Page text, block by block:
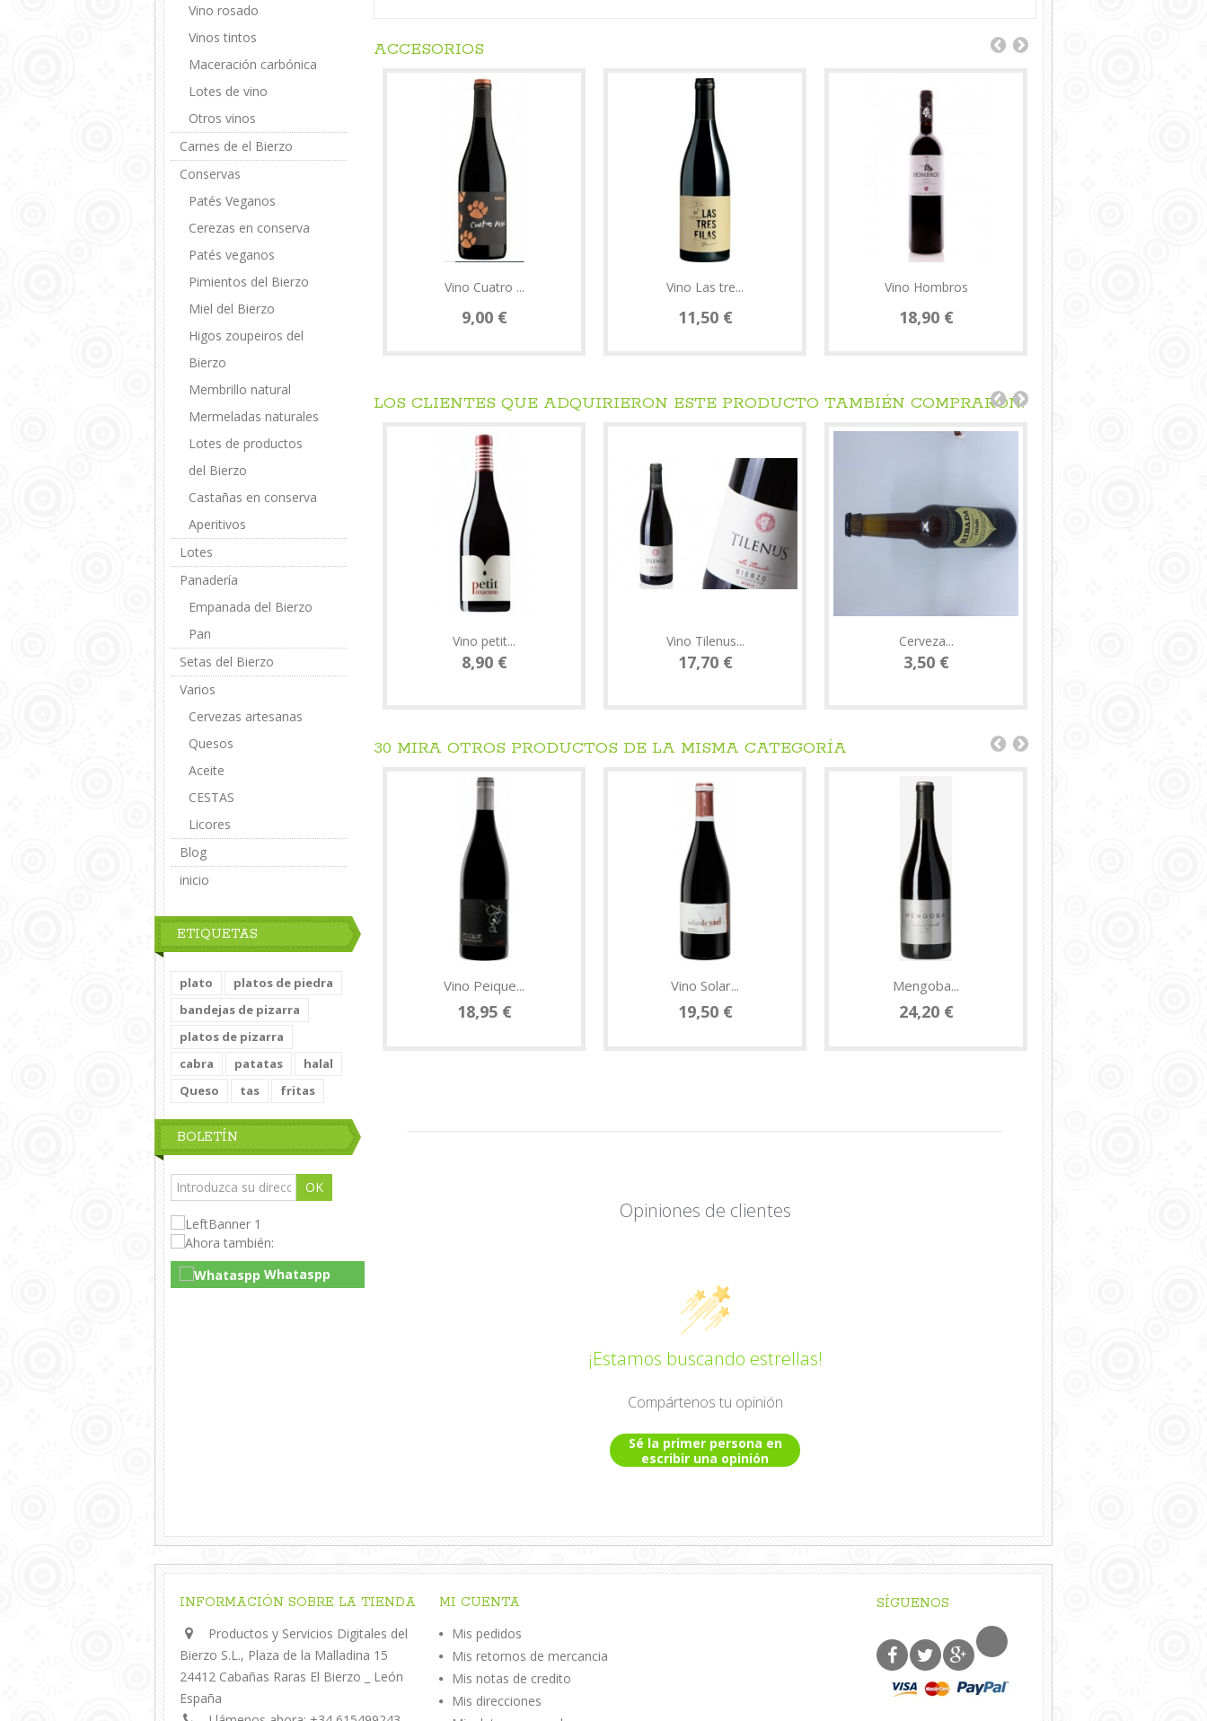
Vino rosado
Vinos tintos
Maceración carbónica
Lotes de vino
Otros vinos
Carnes de el Bierzo
Conservas
Patés Veganos
Cerezas en conserva
Patés veganos
Pimientos del Bierzo
Miel del Bierzo
Higos zoupeiros del
Bierzo
Membrillo natural
Mermeladas naturales
Lotes de productos
del Bierzo
Castañas en conserva
Aperitivos
Lotes
Panadería
Empanada del Bierzo
Pan
Setas del Bierzo
Varios
Cervezas artesanas
Quesos
Aceite
CESTAS
Licores
Blog
inicio
ETIQUETAS
plato
platos de piedra
bandejas de pizarra
platos de pizarra
cabra
patatas
halal
Queso
tas fritas
BOLETÍN
OK
Whataspp
Live Chat
ACCESORIOS
Vino Cuatro ...
9,00 €
Vino Las tre...
11,50 €
Vino Hombros
18,90 €
LOS CLIENTES QUE ADQUIRIERON ESTE PRODUCTO TAMBIÉN COMPRARON:
Vino petit...
8,90 €
Vino Tilenus...
17,70 €
Cerveza...
3,50 €
30 MIRA OTROS PRODUCTOS DE LA MISMA CATEGORÍA
Vino Peique...
18,95 €
Vino Solar...
19,50 €
Mengoba...
24,20 €
Opiniones de clientes
¡Estamos buscando estrellas!
Compártenos tu opinión
Sé la primer persona en
escribir una opinión
INFORMACIÓN SOBRE LA TIENDA
Productos y Servicios Digitales del
Bierzo S.L., Plaza de la Malladina 15
24412 Cabañas Raras El Bierzo _ León
España
MI CUENTA
Mis pedidos
Mis retornos de mercancia
Mis notas de credito
Mis direcciones
SÍGUENOS